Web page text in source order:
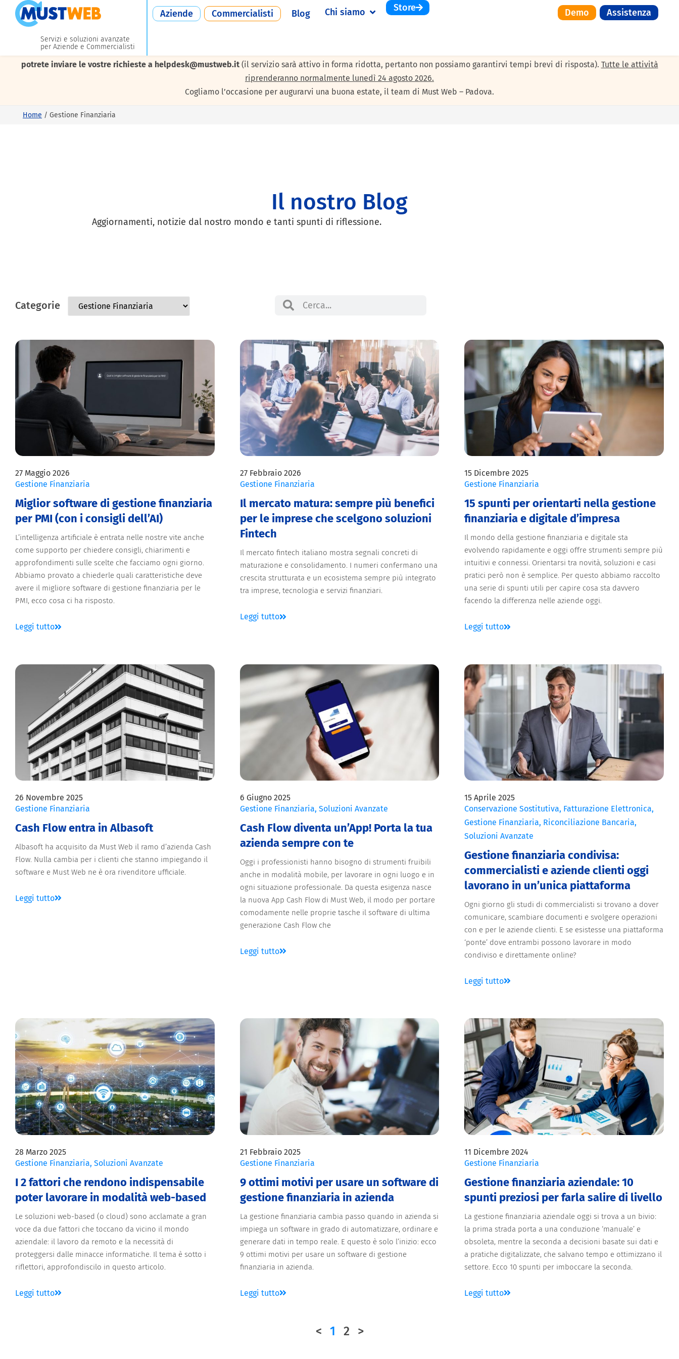
Servizi e soluzioni avanzate
per Aziende e Commercialisti
Aziende Commercialisti Blog Chi siamo Store Demo Assistenza
I nostri uffici resteranno chiusi da
potrete inviare le vostre richieste a helpdesk@mustweb.it(il servizio sarà attivo in forma ridotta, pertanto non possiamo garantirvi tempi brevi di risposta). Tutte le attività
riprenderanno normalmente lunedì 24 agosto 2026.
Cogliamo l’occasione per augurarvi una buona estate, il team di Must Web – Padova.
Home / Gestione Finanziaria
Il nostro Blog
Aggiornamenti, notizie dal nostro mondo e tanti spunti di riflessione.
Categorie
27 Maggio 2026
Gestione Finanziaria
Miglior software di gestione finanziaria
per PMI (con i consigli dell’AI)
L’intelligenza artificiale è entrata nelle nostre vite anche
come supporto per chiedere consigli, chiarimenti e
approfondimenti sulle scelte che facciamo ogni giorno.
Abbiamo provato a chiederle quali caratteristiche deve
avere il migliore software di gestione finanziaria per le
PMI, ecco cosa ci ha risposto.
Leggi tutto
27 Febbraio 2026
Gestione Finanziaria
Il mercato matura: sempre più benefici
per le imprese che scelgono soluzioni
Fintech
Il mercato fintech italiano mostra segnali concreti di
maturazione e consolidamento. I numeri confermano una
crescita strutturata e un ecosistema sempre più integrato
tra imprese, tecnologia e servizi finanziari.
Leggi tutto
15 Dicembre 2025
Gestione Finanziaria
15 spunti per orientarti nella gestione
finanziaria e digitale d’impresa
Il mondo della gestione finanziaria e digitale sta
evolvendo rapidamente e oggi offre strumenti sempre più
intuitivi e connessi. Orientarsi tra novità, soluzioni e casi
pratici però non è semplice. Per questo abbiamo raccolto
una serie di spunti utili per capire cosa sta davvero
facendo la differenza nelle aziende oggi.
Leggi tutto
26 Novembre 2025
Gestione Finanziaria
Cash Flow entra in Albasoft
Albasoft ha acquisito da Must Web il ramo d’azienda Cash
Flow. Nulla cambia per i clienti che stanno impiegando il
software e Must Web ne è ora rivenditore ufficiale.
Leggi tutto
6 Giugno 2025
Gestione Finanziaria, Soluzioni Avanzate
Cash Flow diventa un’App! Porta la tua
azienda sempre con te
Oggi i professionisti hanno bisogno di strumenti fruibili
anche in modalità mobile, per lavorare in ogni luogo e in
ogni situazione professionale. Da questa esigenza nasce
la nuova App Cash Flow di Must Web, il modo per portare
comodamente nelle proprie tasche il software di ultima
generazione Cash Flow che
Leggi tutto
15 Aprile 2025
Conservazione Sostitutiva, Fatturazione Elettronica,
Gestione Finanziaria, Riconciliazione Bancaria,
Soluzioni Avanzate
Gestione finanziaria condivisa:
commercialisti e aziende clienti oggi
lavorano in un’unica piattaforma
Ogni giorno gli studi di commercialisti si trovano a dover
comunicare, scambiare documenti e svolgere operazioni
con e per le aziende clienti. E se esistesse una piattaforma
‘ponte’ dove entrambi possono lavorare in modo
condiviso e direttamente online?
Leggi tutto
28 Marzo 2025
Gestione Finanziaria, Soluzioni Avanzate
I 2 fattori che rendono indispensabile
poter lavorare in modalità web-based
Le soluzioni web-based (o cloud) sono acclamate a gran
voce da due fattori che toccano da vicino il mondo
aziendale: il lavoro da remoto e la necessità di
proteggersi dalle minacce informatiche. Il tema è sotto i
riflettori, approfondiscilo in questo articolo.
Leggi tutto
21 Febbraio 2025
Gestione Finanziaria
9 ottimi motivi per usare un software di
gestione finanziaria in azienda
La gestione finanziaria cambia passo quando in azienda si
impiega un software in grado di automatizzare, ordinare e
generare dati in tempo reale. E questo è solo l’inizio: ecco
9 ottimi motivi per usare un software di gestione
finanziaria in azienda.
Leggi tutto
11 Dicembre 2024
Gestione Finanziaria
Gestione finanziaria aziendale: 10
spunti preziosi per farla salire di livello
La gestione finanziaria aziendale oggi si trova a un bivio:
la prima strada porta a una conduzione ‘manuale’ e
obsoleta, mentre la seconda a decisioni basate sui dati e
a pratiche digitalizzate, che salvano tempo e ottimizzano il
settore. Ecco 10 spunti per imboccare la seconda.
Leggi tutto
< 1 2 >